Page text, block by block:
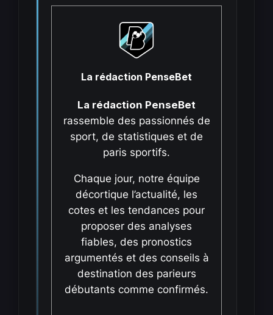
La rédaction PenseBet
La rédaction PenseBet
rassemble des passionnés de
sport, de statistiques et de
paris sportifs.
Chaque jour, notre équipe
décortique l’actualité, les
cotes et les tendances pour
proposer des analyses
fiables, des pronostics
argumentés et des conseils à
destination des parieurs
débutants comme confirmés.